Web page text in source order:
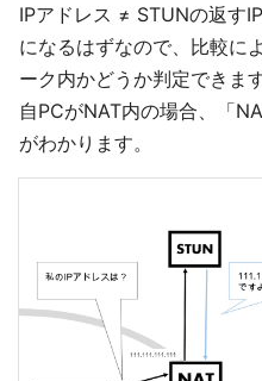
IPアドレス ≠ STUNの返す
になるはずなので、比較に
ーク内かどうか判定できます
自PCがNAT内の場合、「
がわかります。